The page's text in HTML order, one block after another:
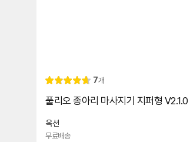
별
4.
리
7개
풀리오 종아리 마사지기 지퍼형
옥션
무료배송